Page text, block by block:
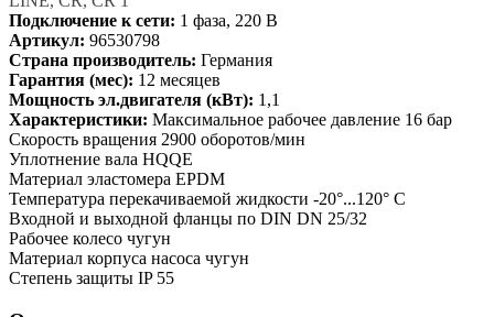
Подключение к сети: 1 фаза, 220 В
Артикул: 96530798
Страна производитель: Германия
Гарантия (мес): 12 месяцев
Мощность эл.двигателя (кВт): 1,1
Характеристики: Максимальное рабочее давление 16 бар
Скорость вращения 2900 оборотов/мин
Уплотнение вала HQQE
Материал эластомера EPDM
Температура перекачиваемой жидкости -20°...120° C
Входной и выходной фланцы по DIN DN 25/32
Рабочее колесо чугун
Материал корпуса насоса чугун
Степень защиты IP 55